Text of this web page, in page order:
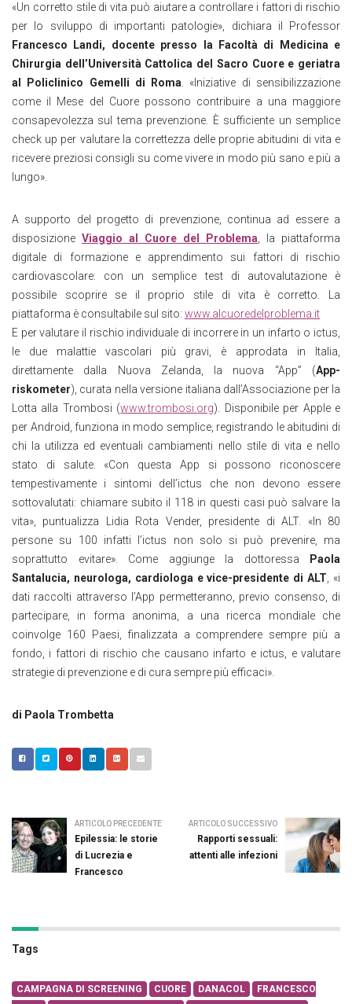
«Un corretto stile di vita può aiutare a controllare i fattori di rischio
per lo sviluppo di importanti patologie», dichiara il Professor
Francesco Landi, docente presso la Facoltà di Medicina e
Chirurgia dell’Università Cattolica del Sacro Cuore e geriatra
al Policlinico Gemelli di Roma . «Iniziative di sensibilizzazione
come il Mese del Cuore possono contribuire a una maggiore
consapevolezza sul tema prevenzione. È sufficiente un semplice
check up per valutare la correttezza delle proprie abitudini di vita e
ricevere preziosi consigli su come vivere in modo più sano e più a
lungo».
A supporto del progetto di prevenzione, continua ad essere a
disposizione Viaggio al Cuore del Problema , la piattaforma
digitale di formazione e apprendimento sui fattori di rischio
cardiovascolare: con un semplice test di autovalutazione è
possibile scoprire se il proprio stile di vita è corretto. La
piattaforma è consultabile sul sito: www.alcuoredelproblema.it
E per valutare il rischio individuale di incorrere in un infarto o ictus,
le due malattie vascolari più gravi, è approdata in Italia,
direttamente dalla Nuova Zelanda, la nuova “App” (App-
riskometer), curata nella versione italiana dall’Associazione per la
Lotta alla Trombosi (www.trombosi.org). Disponibile per Apple e
per Android, funziona in modo semplice, registrando le abitudini di
chi la utilizza ed eventuali cambiamenti nello stile di vita e nello
stato di salute. «Con questa App si possono riconoscere
tempestivamente i sintomi dell’ictus che non devono essere
sottovalutati: chiamare subito il 118 in questi casi può salvare la
vita», puntualizza Lidia Rota Vender, presidente di ALT. «In 80
persone su 100 infatti l’ictus non solo si può prevenire, ma
soprattutto evitare». Come aggiunge la dottoressa
Paola
Santalucia, neurologa, cardiologa e vice-presidente di ALT , «i
dati raccolti attraverso l’App permetteranno, previo consenso, di
partecipare, in forma anonima, a una ricerca mondiale che
coinvolge 160 Paesi, finalizzata a comprendere sempre più a
fondo, i fattori di rischio che causano infarto e ictus, e valutare
strategie di prevenzione e di cura sempre più efficaci».
di Paola Trombetta
ARTICOLO PRECEDENTE
Epilessia: le storie
di Lucrezia e
Francesco
ARTICOLO SUCCESSIVO
Rapporti sessuali:
attenti alle infezioni
Tags
CAMPAGNA DI SCREENING CUORE DANACOL
FRANCESCO